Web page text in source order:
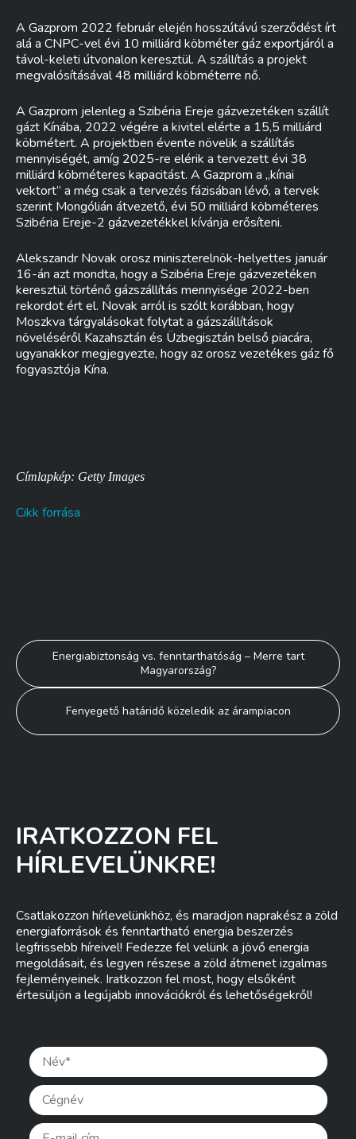
A Gazprom 2022 február elején hosszútávú szerződést írt
alá a CNPC-vel évi 10 milliárd köbméter gáz exportjáról a
távol-keleti útvonalon keresztül. A szállítás a projekt
megvalósításával 48 milliárd köbméterre nő.
A Gazprom jelenleg a Szibéria Ereje gázvezetéken szállít
gázt Kínába, 2022 végére a kivitel elérte a 15,5 milliárd
köbmétert. A projektben évente növelik a szállítás
mennyiségét, amíg 2025-re elérik a tervezett évi 38
milliárd köbméteres kapacitást. A Gazprom a „kínai
vektort” a még csak a tervezés fázisában lévő, a tervek
szerint Mongólián átvezető, évi 50 milliárd köbméteres
Szibéria Ereje-2 gázvezetékkel kívánja erősíteni.
Alekszandr Novak orosz miniszterelnök-helyettes január
16-án azt mondta, hogy a Szibéria Ereje gázvezetéken
keresztül történő gázszállítás mennyisége 2022-ben
rekordot ért el. Novak arról is szólt korábban, hogy
Moszkva tárgyalásokat folytat a gázszállítások
növeléséről Kazahsztán és Üzbegisztán belső piacára,
ugyanakkor megjegyezte, hogy az orosz vezetékes gáz fő
fogyasztója Kína.
Címlapkép: Getty Images
Cikk forrása
Bejegyzés
navigáció
Energiabiztonság vs. fenntarthatóság – Merre tart
Magyarország?
Fenyegető határidő közeledik az árampiacon
IRATKOZZON FEL
HÍRLEVELÜNKRE!
Csatlakozzon hírlevelünkhöz, és maradjon naprakész a zöld
energiaforrások és fenntartható energia beszerzés
legfrissebb híreivel! Fedezze fel velünk a jövő energia
megoldásait, és legyen részese a zöld átmenet izgalmas
fejleményeinek. Iratkozzon fel most, hogy elsőként
értesüljön a legújabb innovációkról és lehetőségekről!